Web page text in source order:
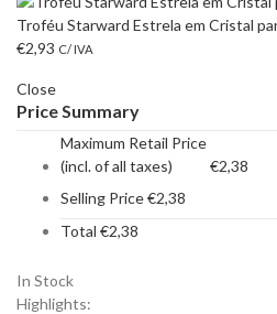
Troféu Starward Estrela em Cristal
€2,93 C/ IVA
Close
Price Summary
Maximum Retail Price
(incl. of all taxes)
€2,38
Selling Price€2,38
Total €2,38
In Stock
Highlights: